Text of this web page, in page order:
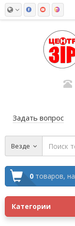
Задать вопрос
Везде
0 товаров, на
Категории